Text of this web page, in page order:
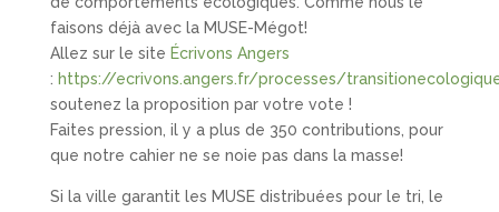
faisons déjà avec la MUSE-Mégot!
Allez sur le site Écrivons Angers
: https://ecrivons.angers.fr/processes/
soutenez la proposition par votre vote !
Faites pression, il y a plus de 350 contributions, pour
que notre cahier ne se noie pas dans la masse!
Si la ville garantit les MUSE distribuées pour le tri, le